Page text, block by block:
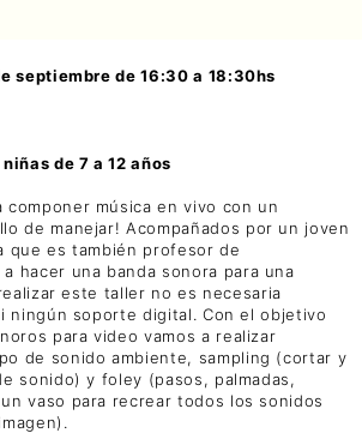
septiembre de 16:30 a 18:30hs
de 7 a 12 años
componer música en vivo con un
de manejar! Acompañados por un joven
que es también profesor de
hacer una banda sonora para una
este taller no es necesaria
ningún soporte digital. Con el objetivo
para video vamos a realizar
de sonido ambiente, sampling (cortar y
sonido) y foley (pasos, palmadas,
vaso para recrear todos los sonidos